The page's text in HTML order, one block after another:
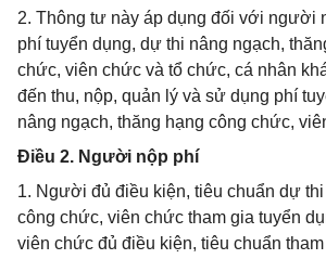
2. Thông tư này áp dụng đối với người
phí tuyển dụng, dự thi nâng ngạch,
chức, viên chức và tổ chức, cá nhân
đến thu, nộp, quản lý và sử dụng phí
nâng ngạch, thăng hạng công chức,
Điều 2. Người nộp phí
1. Người đủ điều kiện, tiêu chuẩn dự
công chức, viên chức tham gia tuyển
viên chức đủ điều kiện, tiêu chuẩn